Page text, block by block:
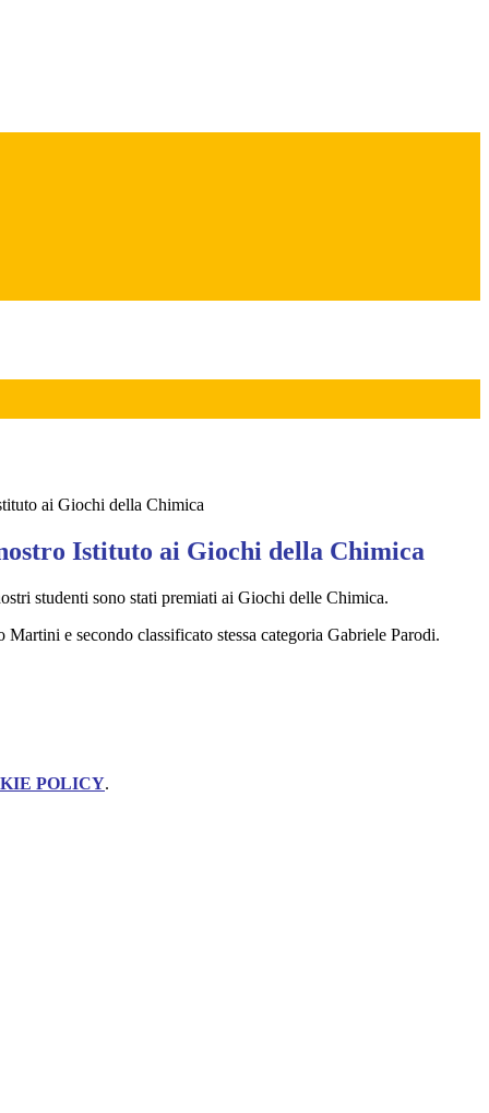
ai Giochi della Chimica
nostro Istituto ai Giochi della Chimica
studenti sono stati premiati ai Giochi delle Chimica.
e secondo classificato stessa categoria Gabriele Parodi.
POLICY.